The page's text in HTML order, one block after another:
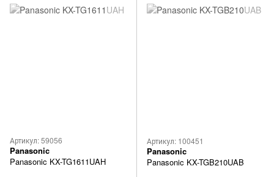
Артикул: 59056
Panasonic
Panasonic KX-TG1611UAH
Артикул: 100451
Panasonic
Panasonic KX-TGB210UAB